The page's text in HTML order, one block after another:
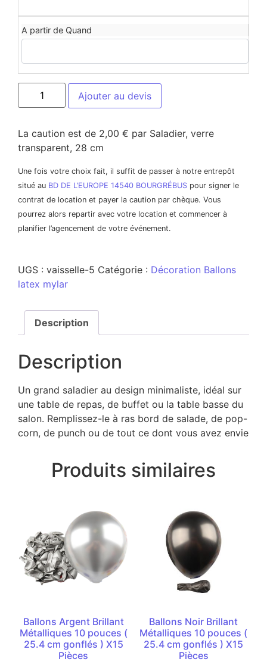
A partir de Quand
Ajouter au devis
La caution est de 2,00 € par Saladier, verre
transparent, 28 cm
Une fois votre choix fait, il suffit de passer à notre entrepôt
situé au BD DE L’EUROPE 14540 BOURGRÉBUS pour signer le
contrat de location et payer la caution par chèque. Vous
pourrez alors repartir avec votre location et commencer à
planifier l’agencement de votre événement.
UGS : vaisselle-5 Catégorie : Décoration Ballons
latex mylar
Description
Description
Un grand saladier au design minimaliste, idéal sur
une table de repas, de buffet ou la table basse du
salon. Remplissez-le à ras bord de salade, de pop-
corn, de punch ou de tout ce dont vous avez envie
Produits similaires
Ballons Argent Brillant
Métalliques 10 pouces (
25.4 cm gonflés ) X15
Pièces
Ballons Noir Brillant
Métalliques 10 pouces (
25.4 cm gonflés ) X15
Pièces